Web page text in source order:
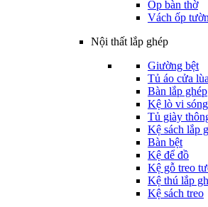
Ốp bàn thờ
Vách ốp
Nội thất lắp ghép
Giường bệt
Tủ áo cửa lùa
Bàn lắp ghép
Kệ lò vi sóng
Tủ giày
Kệ sách lắp
Bàn bệt
Kệ để đồ
Kệ gỗ treo
Kệ thú lắp
Kệ sách treo